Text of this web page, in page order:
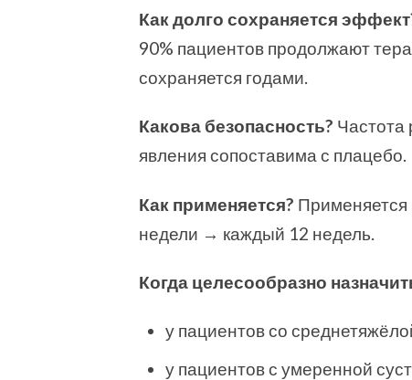
Как долго сохраняется
90% пациентов продолжают
сохраняется годами.
Какова безопасность? Частота
явления сопоставима с плацебо.
Как применяется? Применяется
недели → каждый 12 недель.
Когда целесообразно
у пациентов со
у пациентов с умеренной